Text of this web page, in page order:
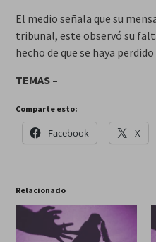
El medio señala que su
tribunal, este observó su
hecho de que se haya
TEMAS –
Comparte esto:
Facebook X
Relacionado